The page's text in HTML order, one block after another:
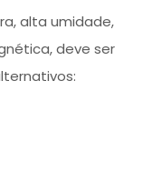
alta umidade,
deve ser